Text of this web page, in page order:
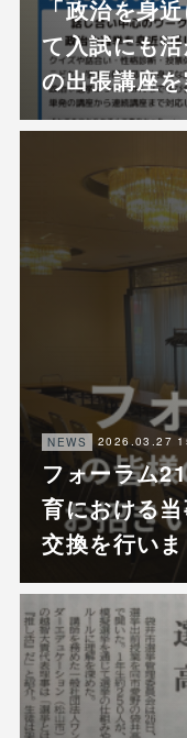
「政治を身
て入試にも
の出張講座
NEWS 2026.03.27
フォーラム
育における
交換を行い